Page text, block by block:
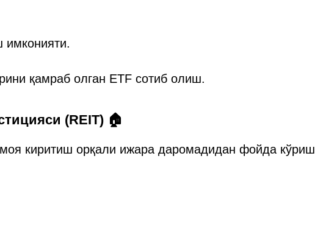
имконияти.
қамраб олган ETF сотиб олиш.
(REIT) 🏠
киритиш орқали ижара даромадидан фойда кўриш